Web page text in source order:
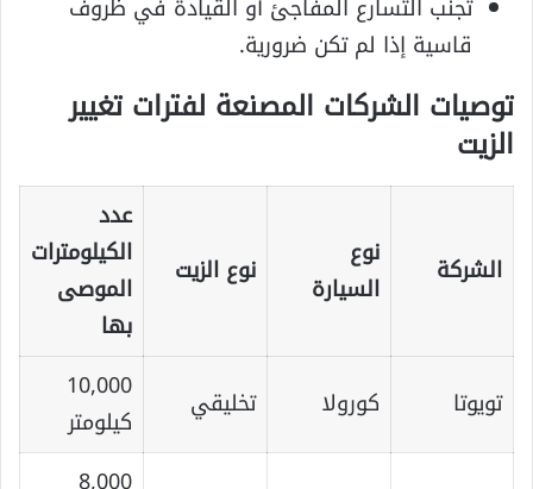
تجنب التسارع المفاجئ أو القيادة في ظروف
قاسية إذا لم تكن ضرورية.
توصيات الشركات المصنعة لفترات تغيير
الزيت
الشركة
نوع
السيارة
نوع الزيت
عدد
الكيلومترات
الموصى
بها
تويوتا
كورولا تخليقي
10,000
كيلومتر